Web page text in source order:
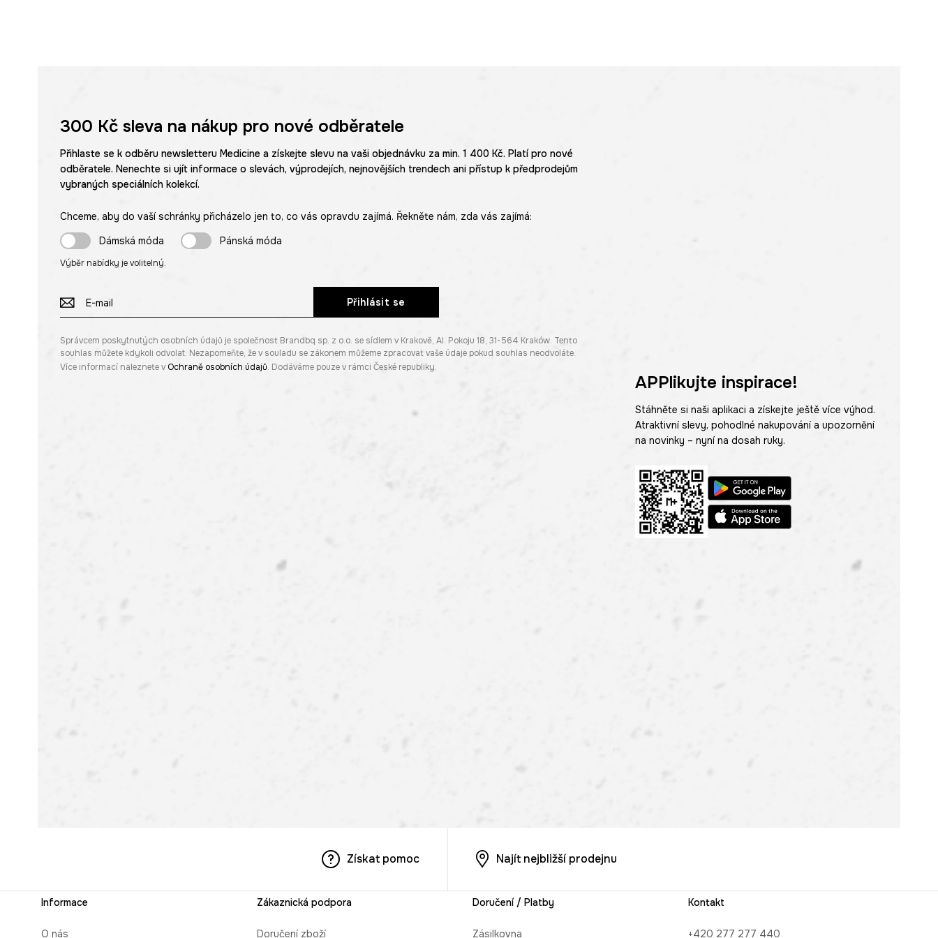
300 Kčsleva na nákup pro nové odběratele
Přihlaste se k odběru newsletteru Medicine a získejte slevu na vaši objednávku za min. 1 400 Kč. Platí pro nové
odběratele. Nenechte si ujít informace o slevách, výprodejích, nejnovějších trendech ani přístup k předprodejům
vybraných speciálních kolekcí.
Chceme, aby do vaší schránky přicházelo jen to, co vás opravdu zajímá. Řekněte nám, zda vás zajímá:
Dámská móda
Pánská móda
Výběr nabídky je volitelný.
Přihlásit se
Správcem poskytnutých osobních údajů je společnost Brandbq sp. z o.o. se sídlem v Krakově, Al. Pokoju 18, 31-564 Kraków. Tento
souhlas můžete kdykoli odvolat. Nezapomeňte, že v souladu se zákonem můžeme zpracovat vaše údaje pokud souhlas neodvoláte.
Více informací naleznete v Ochraně osobních údajů. Dodáváme pouze v rámci České republiky.
APPlikujte inspirace!
Stáhněte si naši aplikaci a získejte ještě více výhod.
Atraktivní slevy, pohodlné nakupování a upozornění
na novinky – nyní na dosah ruky.
Získat pomoc Najít nejbližší prodejnu
Informace
O nás
Zákaznická podpora
Doručení zboží
Doručení / Platby
Zásilkovna
Kontakt
+420 277 277 440